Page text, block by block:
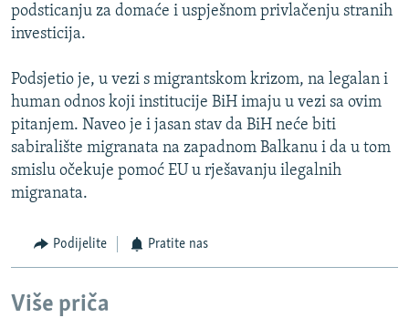
podsticanju za domaće i uspješnom privlačenju stranih
investicija.
Podsjetio je, u vezi s migrantskom krizom, na legalan i
human odnos koji institucije BiH imaju u vezi sa ovim
pitanjem. Naveo je i jasan stav da BiH neće biti
sabiralište migranata na zapadnom Balkanu i da u tom
smislu očekuje pomoć EU u rješavanju ilegalnih
migranata.
Podijelite Pratite nas
Više priča